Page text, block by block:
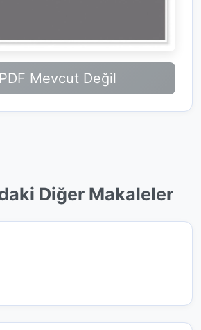
PDF Mevcut Değil
Diğer Makaleler